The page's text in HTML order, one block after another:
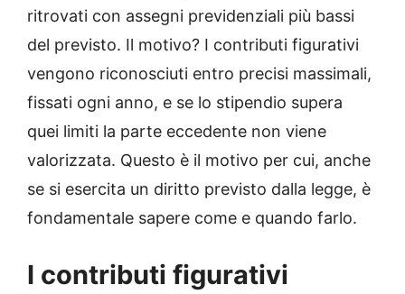
ritrovati con assegni previdenziali più bassi
del previsto. Il motivo? I contributi figurativi
vengono riconosciuti entro precisi massimali,
fissati ogni anno, e se lo stipendio supera
quei limiti la parte eccedente non viene
valorizzata. Questo è il motivo per cui, anche
se si esercita un diritto previsto dalla legge, è
fondamentale sapere come e quando farlo.
I contributi figurativi